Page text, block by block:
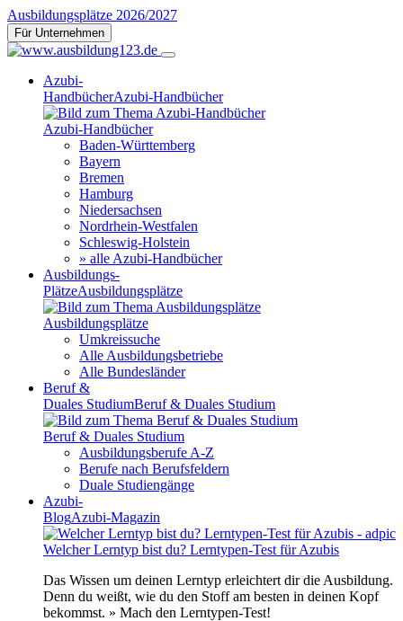
Ausbildungsplätze 2026/2027
Für Unternehmen
Azubi-
HandbücherAzubi-Handbücher
Azubi-Handbücher
Baden-Württemberg
Bayern
Bremen
Hamburg
Niedersachsen
Nordrhein-Westfalen
Schleswig-Holstein
» alle Azubi-Handbücher
Ausbildungs-
PlätzeAusbildungsplätze
Ausbildungsplätze
Umkreissuche
Alle Ausbildungsbetriebe
Alle Bundesländer
Beruf &
Duales StudiumBeruf & Duales Studium
Beruf & Duales Studium
Ausbildungsberufe A-Z
Berufe nach Berufsfeldern
Duale Studiengänge
Azubi-
BlogAzubi-Magazin
Welcher Lerntyp bist du? Lerntypen-Test für Azubis
Das Wissen um deinen Lerntyp erleichtert dir die Ausbildung.
Denn du weißt, wie du den Stoff am besten in deinen Kopf
bekommst. » Mach den Lerntypen-Test!